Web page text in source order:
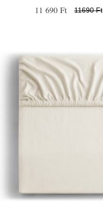
11 690 Ft 11690 Ft